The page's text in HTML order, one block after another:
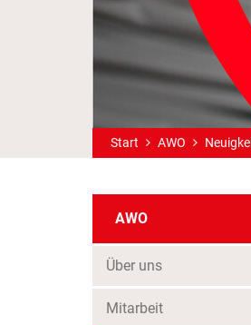
Start AWO
AWO
Über uns
Mitarbeit